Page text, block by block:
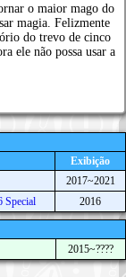
o maior mago do
magia. Felizmente
do trevo de cinco
ele não possa usar a
Exibição
2017~2021
Special 2016
2015~????